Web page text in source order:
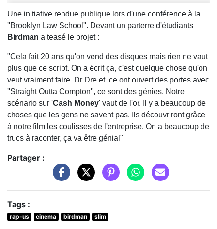
Une initiative rendue publique lors d'une conférence à la
''Brooklyn Law School''. Devant un parterre d'étudiants
Birdman a teasé le projet :
"Cela fait 20 ans qu'on vend des disques mais rien ne vaut
plus que ce script. On a écrit ça, c'est quelque chose qu'on
veut vraiment faire. Dr Dre et Ice ont ouvert des portes avec
''Straight Outta Compton'', ce sont des génies. Notre
scénario sur 'Cash Money' vaut de l'or. Il y a beaucoup de
choses que les gens ne savent pas. Ils découvriront grâce
à notre film les coulisses de l'entreprise. On a beaucoup de
trucs à raconter, ça va être génial".
Partager :
Tags :
rap-us cinema birdman slim